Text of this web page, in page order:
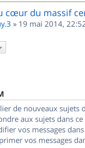
cœur du massif
» 19 mai 2014,
de nouveaux sujets
aux sujets dans
vos messages
vos messages